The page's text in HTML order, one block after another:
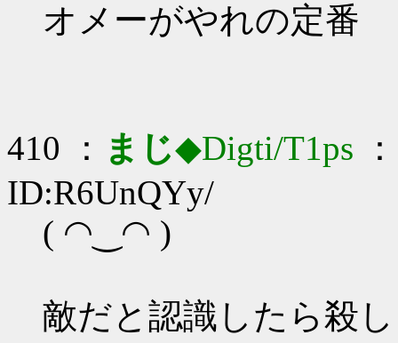
オメーがやれの定番
410 ： まじ◆Digti/T1ps
ID:R6UnQYy/
( ◠‿◠ )
敵だと認識したら殺